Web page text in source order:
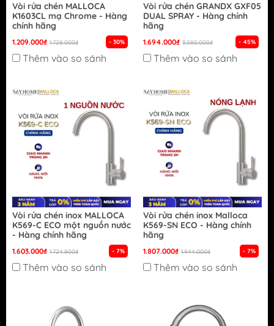
Vòi rửa chén MALLOCA
K1603CL mạ Chrome - Hàng
chính hãng
1.209.000₫ 1.728.000₫ - 30%
Thêm vào so sánh
Vòi rửa chén GRANDX GXF05
DUAL SPRAY - Hàng chính
hãng
1.694.000₫ 3.080.000₫ - 45%
Thêm vào so sánh
Vòi rửa chén inox MALLOCA
K569-C ECO một nguồn nước
- Hàng chính hãng
1.603.000₫ 1.724.800₫ - 7%
Thêm vào so sánh
Vòi rửa chén inox Malloca
K569-SN ECO - Hàng chính
hãng
1.807.000₫ 1.944.000₫ - 7%
Thêm vào so sánh